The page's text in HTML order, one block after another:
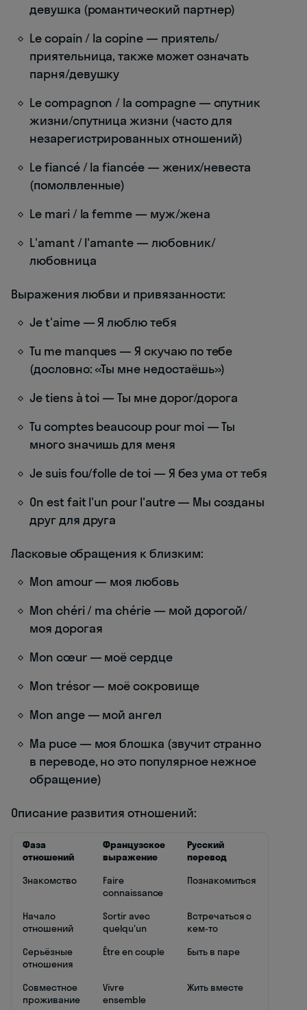
девушка (романтический партнер)
Le copain / la copine — приятель/
приятельница, также может означать
парня/девушку
Le compagnon / la compagne — спутник
жизни/спутница жизни (часто для
незарегистрированных отношений)
Le fiancé / la fiancée — жених/невеста
(помолвленные)
Le mari / la femme — муж/жена
L'amant / l'amante — любовник/
любовница
Выражения любви и привязанности:
Je t'aime — Я люблю тебя
Tu me manques — Я скучаю по тебе
(дословно: «Ты мне недостаёшь»)
Je tiens à toi — Ты мне дорог/дорога
Tu comptes beaucoup pour moi — Ты
много значишь для меня
Je suis fou/folle de toi — Я без ума от тебя
On est fait l'un pour l'autre — Мы созданы
друг для друга
Ласковые обращения к близким:
Mon amour — моя любовь
Mon chéri / ma chérie — мой дорогой/
моя дорогая
Mon cœur — моё сердце
Mon trésor — моё сокровище
Mon ange — мой ангел
Ma puce — моя блошка (звучит странно
в переводе, но это популярное нежное
обращение)
Описание развития отношений:
Фаза
отношений
Французское
выражение
Русский
перевод
Знакомство
Faire
connaissance
Познакомиться
Начало
отношений
Sortir avec
quelqu'un
Встречаться с
кем-то
Серьёзные
отношения
Être en couple Быть в паре
Совместное
проживание
Vivre
ensemble
Жить вместе